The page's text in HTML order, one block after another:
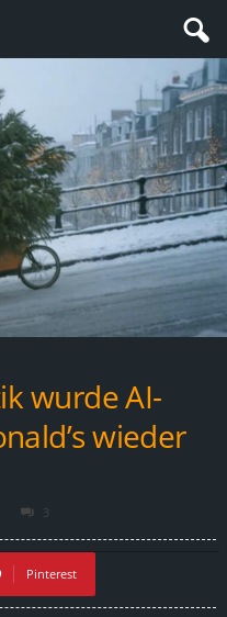
wurde AI-
wieder
3
Pinterest